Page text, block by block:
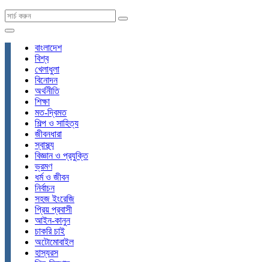
বাংলাদেশ
বিশ্ব
খেলাধুলা
বিনোদন
অর্থনীতি
শিক্ষা
মত-দ্বিমত
শিল্প ও সাহিত্য
জীবনধারা
স্বাস্থ্য
বিজ্ঞান ও প্রযুক্তি
ভ্রমণ
ধর্ম ও জীবন
নির্বাচন
সহজ ইংরেজি
প্রিয় প্রবাসী
আইন-কানুন
চাকরি চাই
অটোমোবাইল
হাস্যরস